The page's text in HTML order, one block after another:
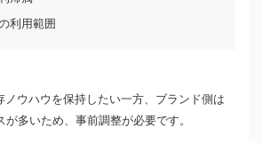
利用範囲
ノウハウを保持したい一方、ブランド側は
多いため、事前調整が必要です。